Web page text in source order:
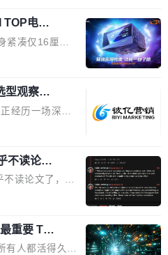
都觉得这个问题
变成开发者的。
浏览器插件。
字，弹出解
上都是同一类
。 它们能读取
型，再返回一
，但总觉得差点
里，需要填50
辑；比如我
TOP电
力打造旗
紧凑仅16厘米
技嘉科技近日正
算力平台打
额定功率
与PCIe 5.1
电线材与内置
高阶PC主机
凑机身 钛金雕1
率，同时实现
厘米，属于同
电源产品。小
型观察：
范式转移
经历一场深刻
构市场从2025
将突破120亿美
市场更是从20
的8763亿美
实——品牌对专
。 但市场扩容
变。2026年Top
不读论文
不读论文了，而
充斥着大量过
员 Keller Jorda
是在说风凉
但很少公开捅
重要 Top
有人都活得久。